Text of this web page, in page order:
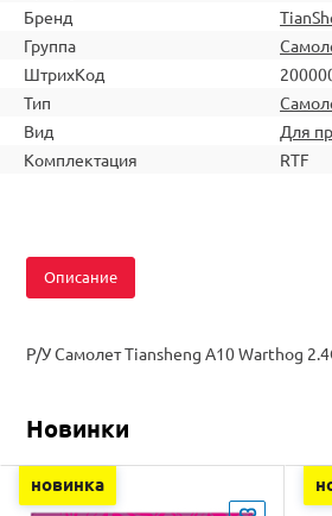
Бренд
Группа
ШтрихКод
Тип
Вид
Для
Комплектация
RTF
Описание
Р/У Самолет Tiansheng A10 Warthog
Новинки
новинка